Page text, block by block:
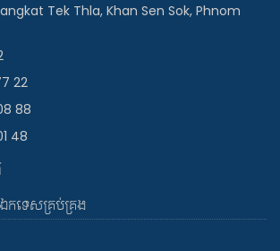
Tek Thla, Khan Sen Sok, Phnom
22
88
48
ឯកទេសគ្រប់គ្រង